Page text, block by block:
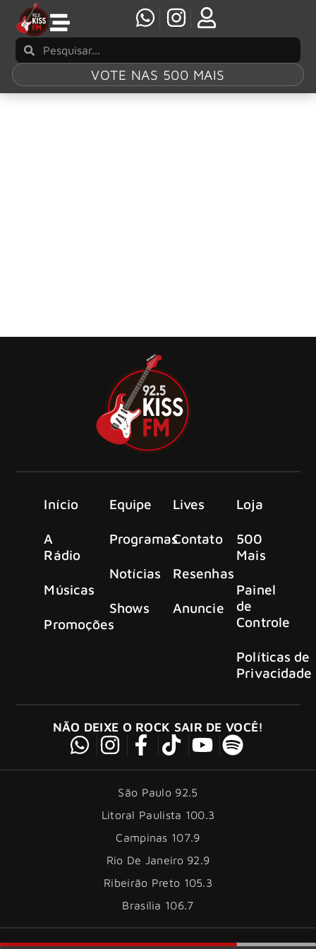
VOTE NAS 500 MAIS
Início
A
Rádio
Músicas
Promoções
Equipe
Programas
Notícias
Shows
Lives
Contato
Resenhas
Anuncie
Loja
500
Mais
Painel
de
Controle
Políticas de
Privacidade
NÃO DEIXE O ROCK SAIR DE VOCÊ!
São Paulo 92.5
Litoral Paulista 100.3
Campinas 107.9
Rio De Janeiro 92.9
Ribeirão Preto 105.3
Brasília 106.7